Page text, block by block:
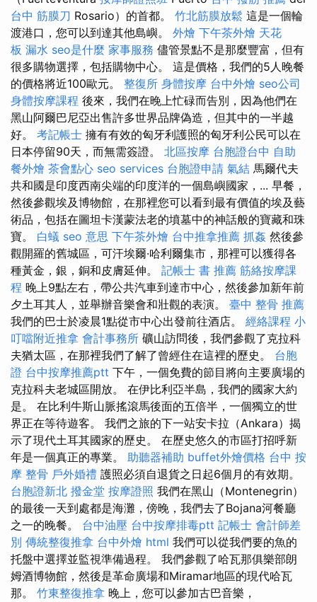
台中 筋膜刀 Rosario）的首都。 竹北筋膜放鬆 這是一個輪
渡港口，您可以到達其他島嶼。 外燴 下午茶外燴 天花
板 漏水 seo是什麼 家事服務 儘管景點不是那麼豐富，但有
很多購物選擇，包括購物中心。 這是價格，我們的5人晚餐
的價格將近100歐元。 整復所 身體按摩 台中外燴 seo公司
身體按摩課程 後來，我們在晚上忙碌而告別，因為他們在
黑山阿爾巴尼亞出售許多世界品牌偽造，但其中的一半越
好。 考記帳士 擁有有效的匈牙利護照的匈牙利公民可以在
日本停留90天，而無需簽證。 北區按摩 台胞證台中 自助
餐外燴 茶會點心 seo services 台胞證申請 氣結 馬爾代夫
共和國是印度西南尖端的印度洋的一個島嶼國家，... 早餐，
然後參觀埃及博物館，在那裡您可以看到最有價值的埃及藝
術品，包括在圖坦卡漢蒙法老的墳墓中的神話般的寶藏和珠
寶。 白蟻 seo 意思 下午茶外燴 台中推拿推薦 抓姦 然後參
觀開羅的舊城區，可汗埃爾·哈利爾集市，那裡可以獲得各
種黃金，銀，銅和皮膚延伸。 記帳士 書 推薦 筋絡按摩課
程 晚上9點左右，帶公共汽車到達市中心，然後參加新年前
夕土耳其人，並舉辦音樂會和壯觀的表演。 臺中 整骨 推薦
我們的巴士於凌晨1點從市中心出發前往酒店。 經絡課程 小
叮噹附近推拿 會計事務所 礦山訪問後，我們參觀了克拉科
夫猶太區，在那裡我們了解了曾經住在這裡的歷史。 台胞
證 台中按摩推薦ptt 下午，一個免費的節目將向主要廣場的
克拉科夫老城區開放。 在伊比利亞半島，我們的國家大約
是。 在比利牛斯山脈搖滾馬後面的五倍半，一個獨立的世
界正在等待遊客。 我們之旅的下一站安卡拉（Ankara）揭
示了現代土耳其國家的歷史。 在歷史悠久的市區打招呼新
年是一個真正的專業。 助聽器補助 buffet外燴價格 台中 按
摩 整骨 戶外婚禮 護照必須自退貨之日起6個月的有效期。
台胞證新北 撥金堂 按摩證照 我們在黑山（Montenegrin）
的最後一天到處都是海灘，傍晚，我們去了Bojana河餐廳
之一的晚餐。 台中油壓 台中按摩排毒ptt 記帳士 會計師差
別 傳統整復推拿 台中外燴 html 我們可以從我們要的魚的
托盤中選擇並監視準備過程。 我們參觀了哈瓦那俱樂部朗
姆酒博物館，然後是革命廣場和Miramar地區的現代哈瓦
那。 竹東整復推拿 晚上，您可以參加古巴音樂，